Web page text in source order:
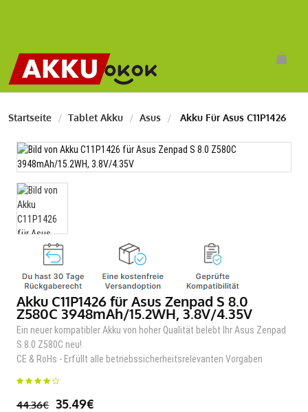
Startseite Tablet Akku Asus Akku Für Asus C11P1426
Akku C11P1426 für Asus Zenpad S 8.0
Z580C 3948mAh/15.2WH, 3.8V/4.35V
Ein neuer kompatibler Akku von hoher Qualität belebt Ihr Asus Zenpad
S 8.0 Z580C neu!
CE & RoHs - Erfüllt alle betriebssicherheitsrelevanten Vorgaben
44.36€ 35.49€